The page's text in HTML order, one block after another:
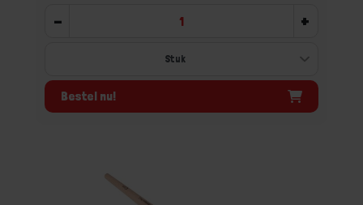
- +
Bestel nu!